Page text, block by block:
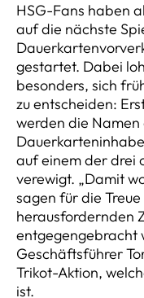
HSG-Fans haben
auf die nächste
gestartet. Dabei
besonders, sich
zu entscheiden:
werden die
auf einem der drei
verewigt. „Damit
sagen für die
herausfordernden
entgegengebracht
Geschäftsführer
Trikot-Aktion,
ist.